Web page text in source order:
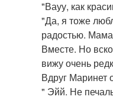
"Вауу, как
"Да, я тоже
радостью.
Вместе. Но
вижу очень
Вдруг Маринет
" Эйй. Не